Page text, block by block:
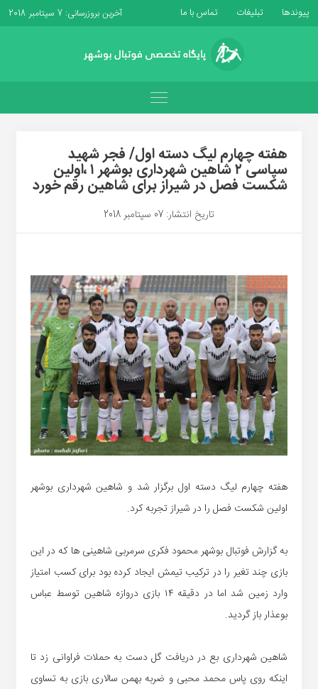
پیوندها تبلیغات تماس با ما آخرین بروزرسانی: 7 سپتامبر 2018
هفته چهارم لیگ دسته اول/ فجر شهید
سپاسی ۲ شاهین شهرداری بوشهر ۱ ،اولین
شکست فصل در شیراز برای شاهین رقم خورد
تاریخ انتشار: 07 سپتامبر 2018
هفته چهارم لیگ دسته اول برگزار شد و شاهین شهرداری بوشهر
اولین شکست فصل را در شیراز تجربه کرد.
به گزارش فوتبال بوشهر محمود فکری سرمربی شاهینی ها که در این
بازی چند تغیر را در ترکیب تیمش ایجاد کرده بود برای کسب امتیاز
وارد زمین شد اما در دقیقه ۱۴ بازی دروازه شاهین توسط عباس
بوعذار باز گردید.
شاهین شهرداری بع در دریافت گل دست به حملات فراوانی زد تا
اینکه روی پاس محمد محبی و ضربه بهمن سالاری بازی به تساوی